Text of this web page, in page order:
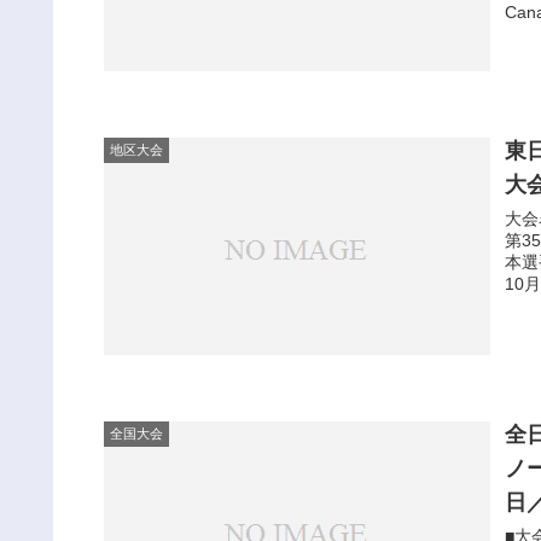
地区大会
東
大
大
第
本
10
全国大会
全
ノ
日
■大